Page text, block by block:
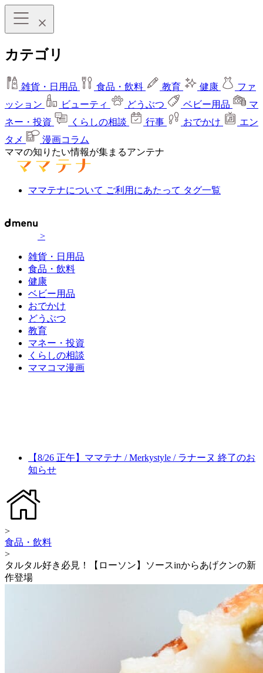
カテゴリ
雑貨・日用品 食品・飲料 教育 健康
ファ
ッション
ビューティ どうぶつ ベビー用品
マ
ネー・投資
くらしの相談 行事 おでかけ
エン
タメ
漫画コラム
ママの知りたい情報が集まるアンテナ
ママテナについて ご利用にあたって タグ一覧
>
雑貨・日用品
食品・飲料
健康
ベビー用品
おでかけ
どうぶつ
教育
マネー・投資
くらしの相談
ママコマ漫画
【8/26 正午】ママテナ / Merkystyle / ラナーヌ 終了のお
知らせ
>
食品・飲料
>
タルタル好き必見！【ローソン】ソースinからあげクンの新
作登場